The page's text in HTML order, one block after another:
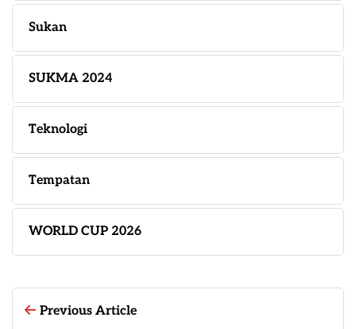
Sukan
SUKMA 2024
Teknologi
Tempatan
WORLD CUP 2026
Previous Article